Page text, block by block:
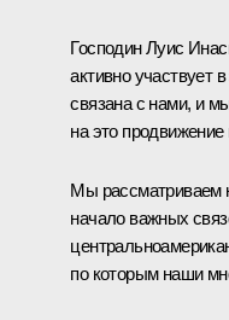
Господин Луис
активно участвует
связана с нами, и
на это
Мы рассматриваем
начало важных
по которым наши